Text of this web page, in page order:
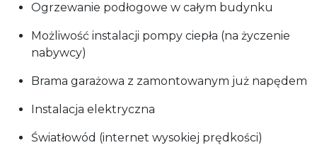
Ogrzewanie podłogowe w całym budynku
Możliwość instalacji pompy ciepła (na życzenie
nabywcy)
Brama garażowa z zamontowanym już napędem
Instalacja elektryczna
Światłowód (internet wysokiej prędkości)